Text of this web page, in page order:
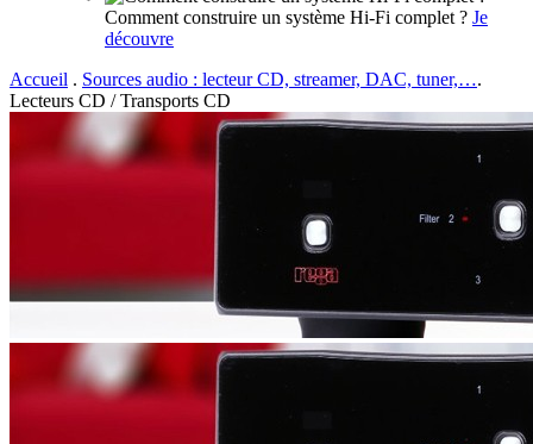
Comment construire un système Hi-Fi complet ? Je
découvre
Accueil . Sources audio : lecteur CD, streamer, DAC, tuner,….
Lecteurs CD / Transports CD